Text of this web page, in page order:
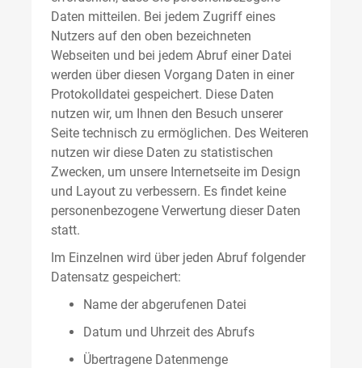
Daten mitteilen. Bei jedem Zugriff eines
Nutzers auf den oben bezeichneten
Webseiten und bei jedem Abruf einer Datei
werden über diesen Vorgang Daten in einer
Protokolldatei gespeichert. Diese Daten
nutzen wir, um Ihnen den Besuch unserer
Seite technisch zu ermöglichen. Des Weiteren
nutzen wir diese Daten zu statistischen
Zwecken, um unsere Internetseite im Design
und Layout zu verbessern. Es findet keine
personenbezogene Verwertung dieser Daten
statt.
Im Einzelnen wird über jeden Abruf folgender
Datensatz gespeichert:
Name der abgerufenen Datei
Datum und Uhrzeit des Abrufs
Übertragene Datenmenge